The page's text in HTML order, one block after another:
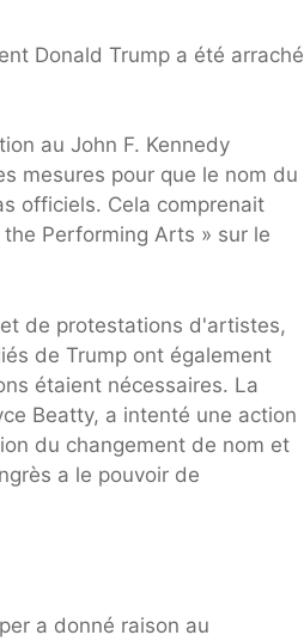
Donald Trump a été arraché
au John F. Kennedy
mesures pour que le nom du
officiels. Cela comprenait
Performing Arts » sur le
de protestations d'artistes,
de Trump ont également
étaient nécessaires. La
Beatty, a intenté une action
du changement de nom et
a le pouvoir de
a donné raison au